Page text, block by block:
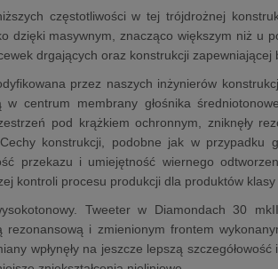
częstotliwości w tej trójdrożnej
dzięki masywnym, znacząco większym niż u
drgających oraz konstrukcji zapewniającej
przez naszych inżynierów
w centrum membrany głośnika
pod krążkiem ochronnym, zniknęły
konstrukcji, podobne jak w przypadku
przekazu i umiejętność wiernego
kontroli procesu produkcji dla produktów klasy
Tweeter w Diamondach 30
rezonansową i zmienionym frontem
wpłynęły na jeszcze lepszą